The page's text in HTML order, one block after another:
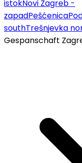
istokNovi Zagreb -
zapadPešćenica
southTrešnjevka
Gespanschaft